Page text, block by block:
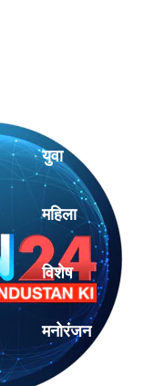
युवा
महिला
विशेष
मनोरंजन